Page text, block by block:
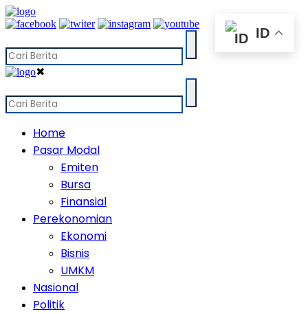
✖
Home
Pasar Modal
Emiten
Bursa
Finansial
Perekonomian
Ekonomi
Bisnis
UMKM
Nasional
Politik
ID